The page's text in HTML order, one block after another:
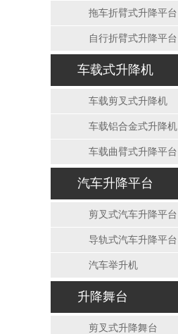
拖车折臂式升降平台
自行折臂式升降平台
车载式升降机
车载剪叉式升降机
车载铝合金式升降机
车载曲臂式升降平台
汽车升降平台
剪叉式汽车升降平台
导轨式汽车升降平台
汽车举升机
升降舞台
剪叉式升降舞台